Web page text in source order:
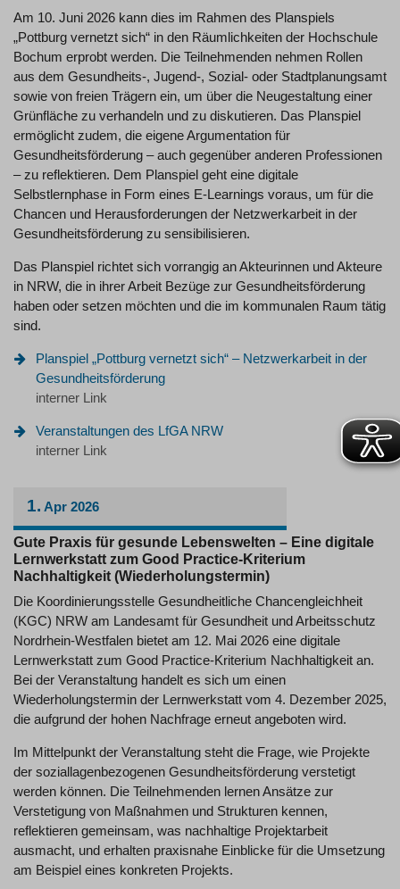
Am 10. Juni 2026 kann dies im Rahmen des Planspiels
„Pottburg vernetzt sich“ in den Räumlichkeiten der Hochschule
Bochum erprobt werden. Die Teilnehmenden nehmen Rollen
aus dem Gesundheits-, Jugend-, Sozial- oder Stadtplanungsamt
sowie von freien Trägern ein, um über die Neugestaltung einer
Grünfläche zu verhandeln und zu diskutieren. Das Planspiel
ermöglicht zudem, die eigene Argumentation für
Gesundheitsförderung – auch gegenüber anderen Professionen
– zu reflektieren. Dem Planspiel geht eine digitale
Selbstlernphase in Form eines E-Learnings voraus, um für die
Chancen und Herausforderungen der Netzwerkarbeit in der
Gesundheitsförderung zu sensibilisieren.
Das Planspiel richtet sich vorrangig an Akteurinnen und Akteure
in NRW, die in ihrer Arbeit Bezüge zur Gesundheitsförderung
haben oder setzen möchten und die im kommunalen Raum tätig
sind.
Planspiel „Pottburg vernetzt sich“ – Netzwerkarbeit in der
Gesundheitsförderung
interner Link
Veranstaltungen des LfGA NRW
interner Link
1. Apr 2026
Gute Praxis für gesunde Lebenswelten – Eine digitale
Lernwerkstatt zum Good Practice-Kriterium
Nachhaltigkeit (Wiederholungstermin)
Die Koordinierungsstelle Gesundheitliche Chancengleichheit
(KGC) NRW am Landesamt für Gesundheit und Arbeitsschutz
Nordrhein-Westfalen bietet am 12. Mai 2026 eine digitale
Lernwerkstatt zum Good Practice-Kriterium Nachhaltigkeit an.
Bei der Veranstaltung handelt es sich um einen
Wiederholungstermin der Lernwerkstatt vom 4. Dezember 2025,
die aufgrund der hohen Nachfrage erneut angeboten wird.
Im Mittelpunkt der Veranstaltung steht die Frage, wie Projekte
der soziallagenbezogenen Gesundheitsförderung verstetigt
werden können. Die Teilnehmenden lernen Ansätze zur
Verstetigung von Maßnahmen und Strukturen kennen,
reflektieren gemeinsam, was nachhaltige Projektarbeit
ausmacht, und erhalten praxisnahe Einblicke für die Umsetzung
am Beispiel eines konkreten Projekts.